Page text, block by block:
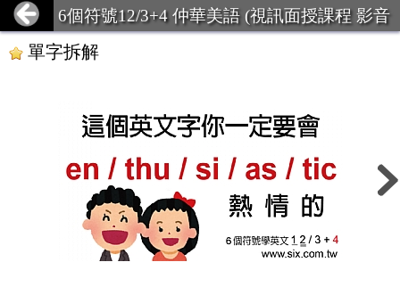
6個符號12/3+4 仲華美語 (視訊面授課程 影音
學習課程)
單字拆解